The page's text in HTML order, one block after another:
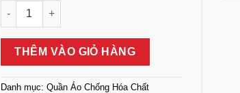
Quần Áo Bảo Hộ Chống Hóa Chất 3M 4510 số lượng
THÊM VÀO GIỎ HÀNG
Danh mục: Quần Áo Chống Hóa Chất